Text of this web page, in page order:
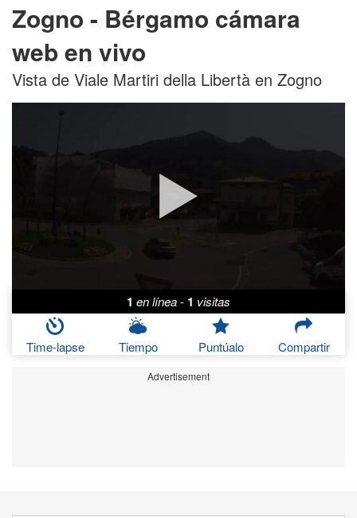
Zogno - Bérgamo cámara
web en vivo
Vista de Viale Martiri della Libertà en Zogno
1 en línea- 1 visitas
Time-lapse Tiempo Puntúalo Compartir
Advertisement